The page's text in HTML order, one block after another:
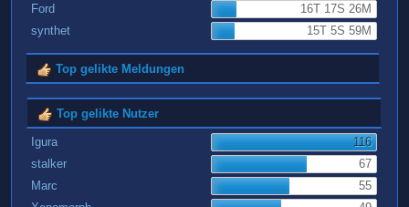
Ford
16T 17S 26M
synthet
15T 5S 59M
Top gelikte Meldungen
Top gelikte Nutzer
Igura
116
stalker
67
Marc
55